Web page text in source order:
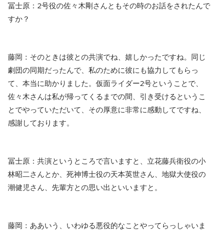
冨士原：2号役の佐々⽊剛さんともその時のお話をされたんで
すか？
藤岡：そのときは彼との共演でね、嬉しかったですね。同じ
劇団の同期だったんで、私のために彼にも協⼒してもらっ
て、本当に助かりました。仮⾯ライダー2号ということで、
佐々⽊さんは私が帰ってくるまでの間、引き受けるというこ
とでやっていただいて、その厚意に⾮常に感動してですね、
感謝しております。
冨士原：共演というところで⾔いますと、立花藤兵衛役の小
林昭二さんとか、死神博⼠役の天本英世さん、地獄大使役の
潮健児さん、先輩方との思い出といいますと。
藤岡：ああいう、いわゆる悪役的なことやってらっしゃいま